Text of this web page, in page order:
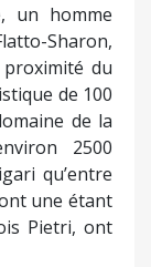
un homme
Sharon,
du
de 100
de la
2500
qu’entre
une étant
Pietri, ont